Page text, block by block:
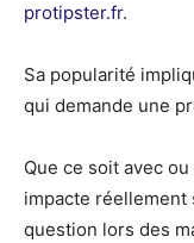
protipster.fr.
Sa popularité
qui demande une
Que ce soit avec
impacte
question lors des